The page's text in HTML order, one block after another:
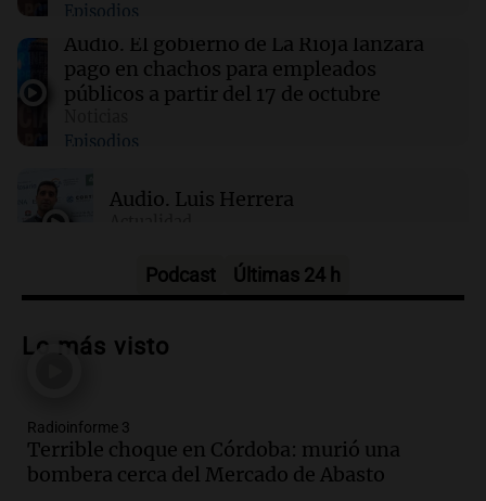
una charla sobre pantallas en las infancias
08:58 Radioinforme 3 Rosario
La santafesina Renata Reinheimer fue
muchas facetas"
Episodios
Audio. El gobierno de La Rioja lanzará
pago en chachos para empleados
públicos a partir del 17 de octubre
Episodios
Audio. Luis Herrera
Audio.Los empleados públicos en
privados, según un estudio
Audio.Disminuyen las víctimas fatales
por accidentes de tránsito en el primer
semestre del 2026
Podcast Últimas 24 h
Lo más visto
Radioinforme 3
Terrible choque en Córdoba: murió una
bombera cerca del Mercado de Abasto